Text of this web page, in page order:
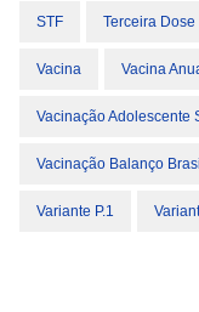
STF Terceira Dose
Vacina Vacina
Vacinação Adolescente
Vacinação Balanço Brasil
Variante P.1